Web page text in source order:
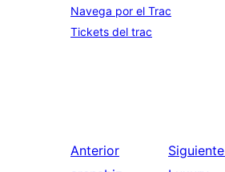
Navega por el Trac
Tickets del trac
Anterior
Siguiente